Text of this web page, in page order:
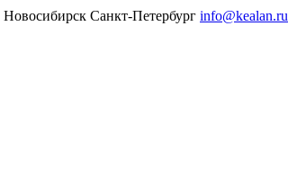
Новосибирск Санкт-Петербург info@kealan.ru